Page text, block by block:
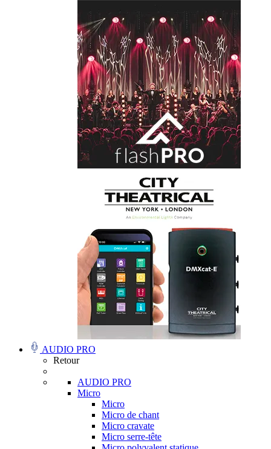
AUDIO PRO
Retour
AUDIO PRO
Micro
Micro
Micro de chant
Micro cravate
Micro serre-tête